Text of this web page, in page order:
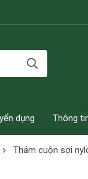
dụng Thông
Thảm cuộn sợi